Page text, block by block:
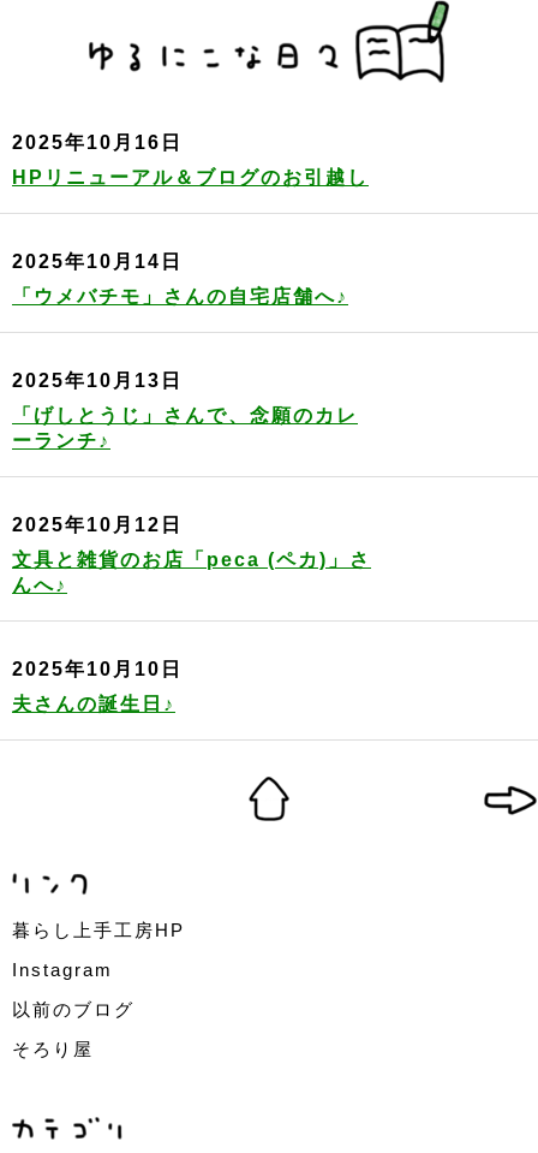
2025年10月16日
HPリニューアル＆ブログのお引越し
2025年10月14日
「ウメバチモ」さんの自宅店舗へ♪
2025年10月13日
「げしとうじ」さんで、念願のカレ
ーランチ♪
2025年10月12日
文具と雑貨のお店「peca (ペカ)」さ
んへ♪
2025年10月10日
夫さんの誕生日♪
暮らし上手工房HP
Instagram
以前のブログ
そろり屋